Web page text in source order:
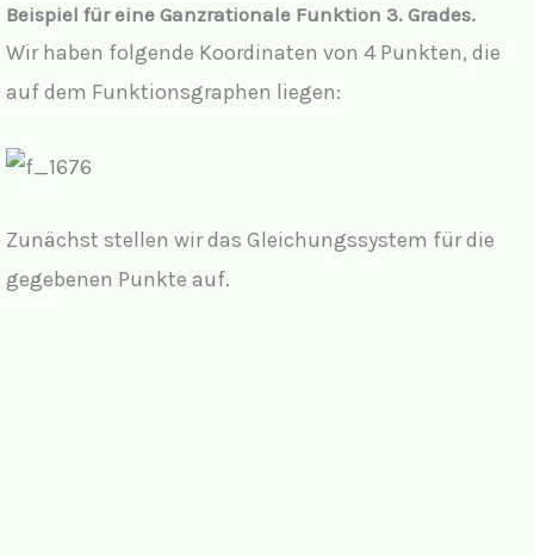
Beispiel für eine Ganzrationale Funktion 3. Grades.
Wir haben folgende Koordinaten von 4 Punkten, die
auf dem Funktionsgraphen liegen:
Zunächst stellen wir das Gleichungssystem für die
gegebenen Punkte auf.